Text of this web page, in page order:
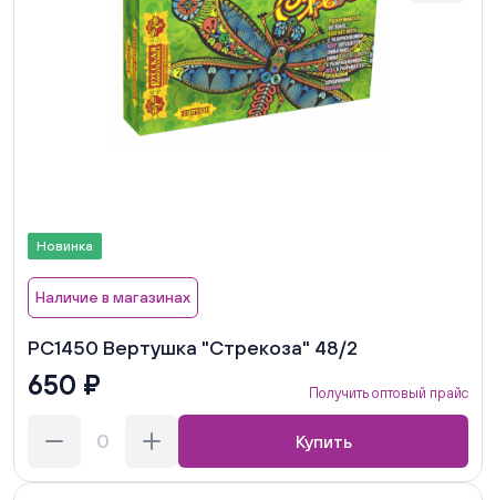
Новинка
Наличие в магазинах
РС1450 Вертушка "Стрекоза" 48/2
650 ₽ Получить оптовый прайс
Купить